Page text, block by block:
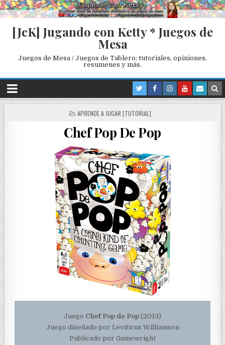
[JcK] Jugando con Ketty * Juegos de
Mesa
Juegos de Mesa / Juegos de Tablero: tutoriales, opiniones,
resumenes y más.
P
S
T
E
D
I
N
APRENDE A JUGAR [TUTORIAL]
Chef Pop De Pop
Juego Chef Pop de Pop (2013)
Juego diseñado por Leviticus Williamson
Publicado por Gamewright